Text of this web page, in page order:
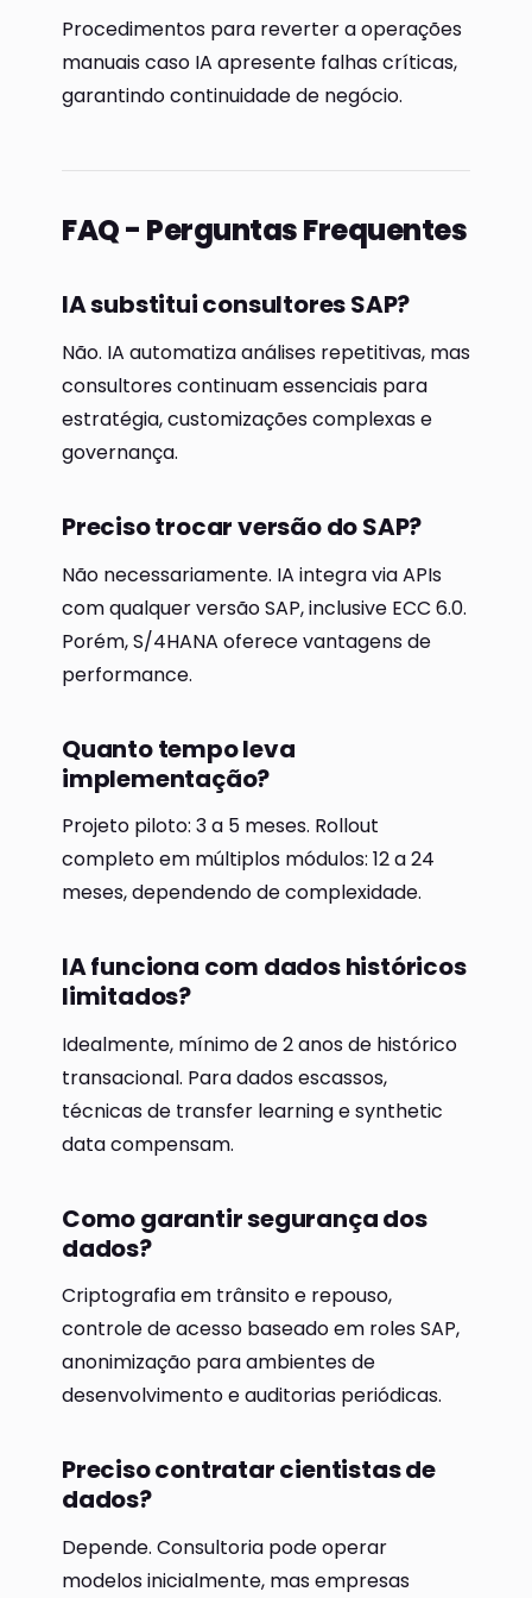
Procedimentos para reverter a operações
manuais caso IA apresente falhas críticas,
garantindo continuidade de negócio.
FAQ - Perguntas Frequentes
IA substitui consultores SAP?
Não. IA automatiza análises repetitivas, mas
consultores continuam essenciais para
estratégia, customizações complexas e
governança.
Preciso trocar versão do SAP?
Não necessariamente. IA integra via APIs
com qualquer versão SAP, inclusive ECC 6.0.
Porém, S/4HANA oferece vantagens de
performance.
Quanto tempo leva
implementação?
Projeto piloto: 3 a 5 meses. Rollout
completo em múltiplos módulos: 12 a 24
meses, dependendo de complexidade.
IA funciona com dados históricos
limitados?
Idealmente, mínimo de 2 anos de histórico
transacional. Para dados escassos,
técnicas de transfer learning e synthetic
data compensam.
Como garantir segurança dos
dados?
Criptografia em trânsito e repouso,
controle de acesso baseado em roles SAP,
anonimização para ambientes de
desenvolvimento e auditorias periódicas.
Preciso contratar cientistas de
dados?
Depende. Consultoria pode operar
modelos inicialmente, mas empresas